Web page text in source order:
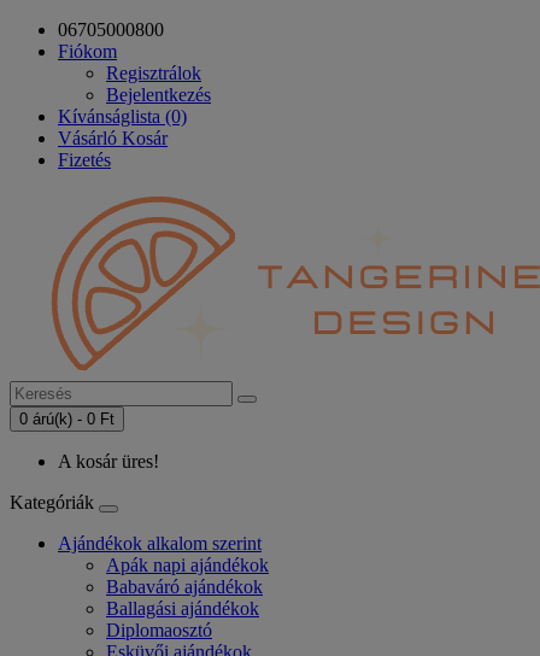
06705000800
Fiókom
Regisztrálok
Bejelentkezés
Kívánságlista (0)
Vásárló Kosár
Fizetés
0 árú(k) - 0 Ft
A kosár üres!
Kategóriák
Ajándékok alkalom szerint
Apák napi ajándékok
Babaváró ajándékok
Ballagási ajándékok
Diplomaosztó
Esküvői ajándékok